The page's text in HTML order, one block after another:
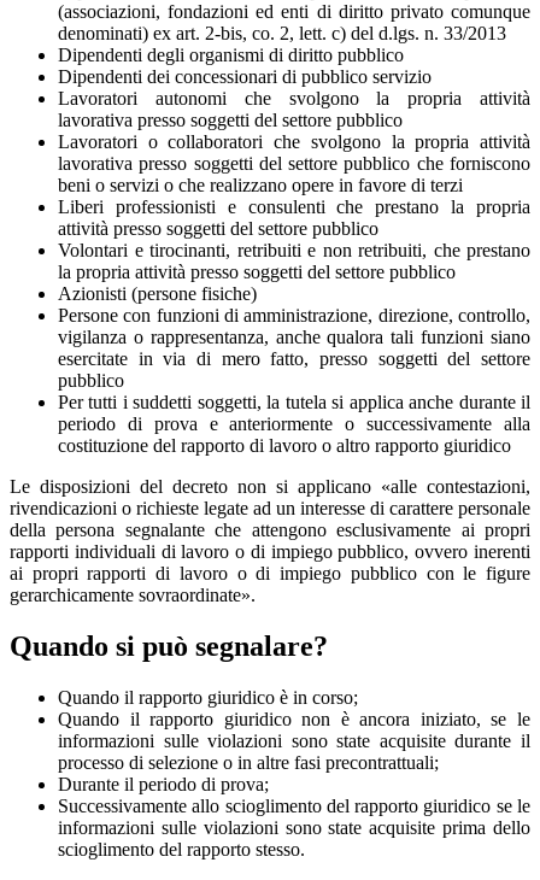
(associazioni, fondazioni ed enti di diritto privato comunque
denominati) ex art. 2-bis, co. 2, lett. c) del d.lgs. n. 33/2013
Dipendenti degli organismi di diritto pubblico
Dipendenti dei concessionari di pubblico servizio
Lavoratori autonomi che svolgono la propria attività
lavorativa presso soggetti del settore pubblico
Lavoratori o collaboratori che svolgono la propria attività
lavorativa presso soggetti del settore pubblico che forniscono
beni o servizi o che realizzano opere in favore di terzi
Liberi professionisti e consulenti che prestano la propria
attività presso soggetti del settore pubblico
Volontari e tirocinanti, retribuiti e non retribuiti, che prestano
la propria attività presso soggetti del settore pubblico
Azionisti (persone fisiche)
Persone con funzioni di amministrazione, direzione, controllo,
vigilanza o rappresentanza, anche qualora tali funzioni siano
esercitate in via di mero fatto, presso soggetti del settore
pubblico
Per tutti i suddetti soggetti, la tutela si applica anche durante il
periodo di prova e anteriormente o successivamente alla
costituzione del rapporto di lavoro o altro rapporto giuridico
Le disposizioni del decreto non si applicano «alle contestazioni,
rivendicazioni o richieste legate ad un interesse di carattere personale
della persona segnalante che attengono esclusivamente ai propri
rapporti individuali di lavoro o di impiego pubblico, ovvero inerenti
ai propri rapporti di lavoro o di impiego pubblico con le figure
gerarchicamente sovraordinate».
Quando si può segnalare?
Quando il rapporto giuridico è in corso;
Quando il rapporto giuridico non è ancora iniziato, se le
informazioni sulle violazioni sono state acquisite durante il
processo di selezione o in altre fasi precontrattuali;
Durante il periodo di prova;
Successivamente allo scioglimento del rapporto giuridico se le
informazioni sulle violazioni sono state acquisite prima dello
scioglimento del rapporto stesso.